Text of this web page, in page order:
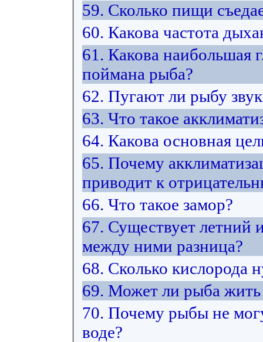
59. Сколько пищи
60. Какова частота
61. Какова наибольшая
поймана рыба?
62. Пугают ли рыбу
63. Что такое
64. Какова основная
65. Почему
приводит к
66. Что такое замор?
67. Существует летний
между ними разница?
68. Сколько кислорода
69. Может ли рыба жить
70. Почему рыбы не
воде?